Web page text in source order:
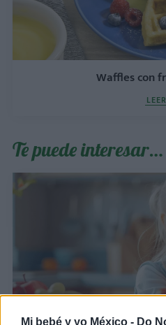
Mi bebé y yo México - Do
Waffles con
LEER
Te puede interesar…